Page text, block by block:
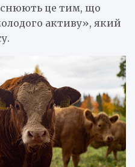
це тим, що
активу», який